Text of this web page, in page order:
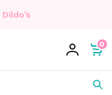
Dildo's
0